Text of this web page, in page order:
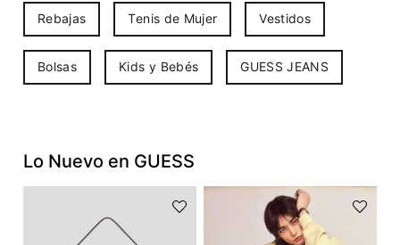
Rebajas Tenis de Mujer Vestidos
Bolsas Kids y Bebés GUESS JEANS
Lo Nuevo en GUESS